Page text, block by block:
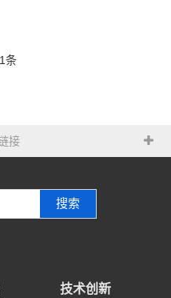
1条
接
搜索
技术创新